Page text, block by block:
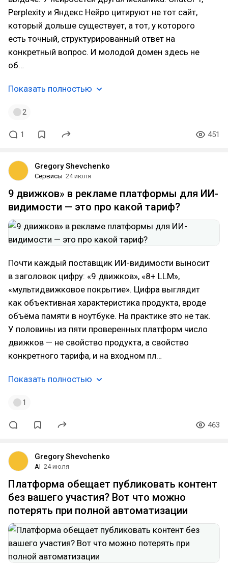
Perplexity и Яндекс Нейро цитируют не тот сайт,
который дольше существует, а тот, у которого
есть точный, структурированный ответ на
конкретный вопрос. И молодой домен здесь не
об…
Показать полностью
2
1 451
Gregory Shevchenko
Сервисы 24 июля
9 движков» в рекламе платформы для ИИ-
видимости — это про какой тариф?
Почти каждый поставщик ИИ-видимости выносит
в заголовок цифру: «9 движков», «8+ LLM»,
«мультидвижковое покрытие». Цифра выглядит
как объективная характеристика продукта, вроде
объёма памяти в ноутбуке. На практике это не так.
У половины из пяти проверенных платформ число
движков — не свойство продукта, а свойство
конкретного тарифа, и на входном пл…
Показать полностью
1
463
Gregory Shevchenko
AI 24 июля
Платформа обещает публиковать контент
без вашего участия? Вот что можно
потерять при полной автоматизации